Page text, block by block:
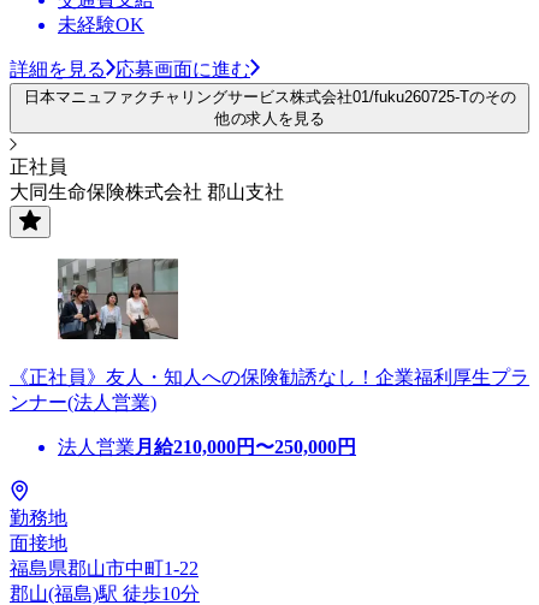
未経験OK
詳細を見る 応募画面に進む
日本マニュファクチャリングサービス株式会社01/fuku260725-Tのその
他の求人を見る
正社員
大同生命保険株式会社 郡山支社
《正社員》友人・知人への保険勧誘なし！企業福利厚生プラ
ンナー(法人営業)
法人営業 月給210,000円〜250,000円
勤務地
面接地
福島県郡山市中町1-22
郡山(福島)駅 徒歩10分